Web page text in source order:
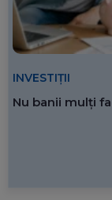
INVESTIȚII
Nu banii mulți